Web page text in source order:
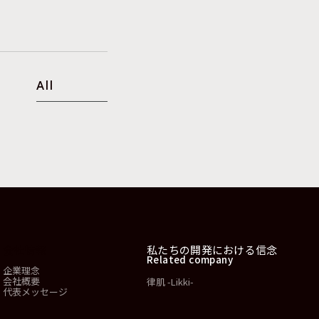
All
企業理念
会社概要
代表メッセージ
私たちの開発における信念
Related company
律肌 -Likki-